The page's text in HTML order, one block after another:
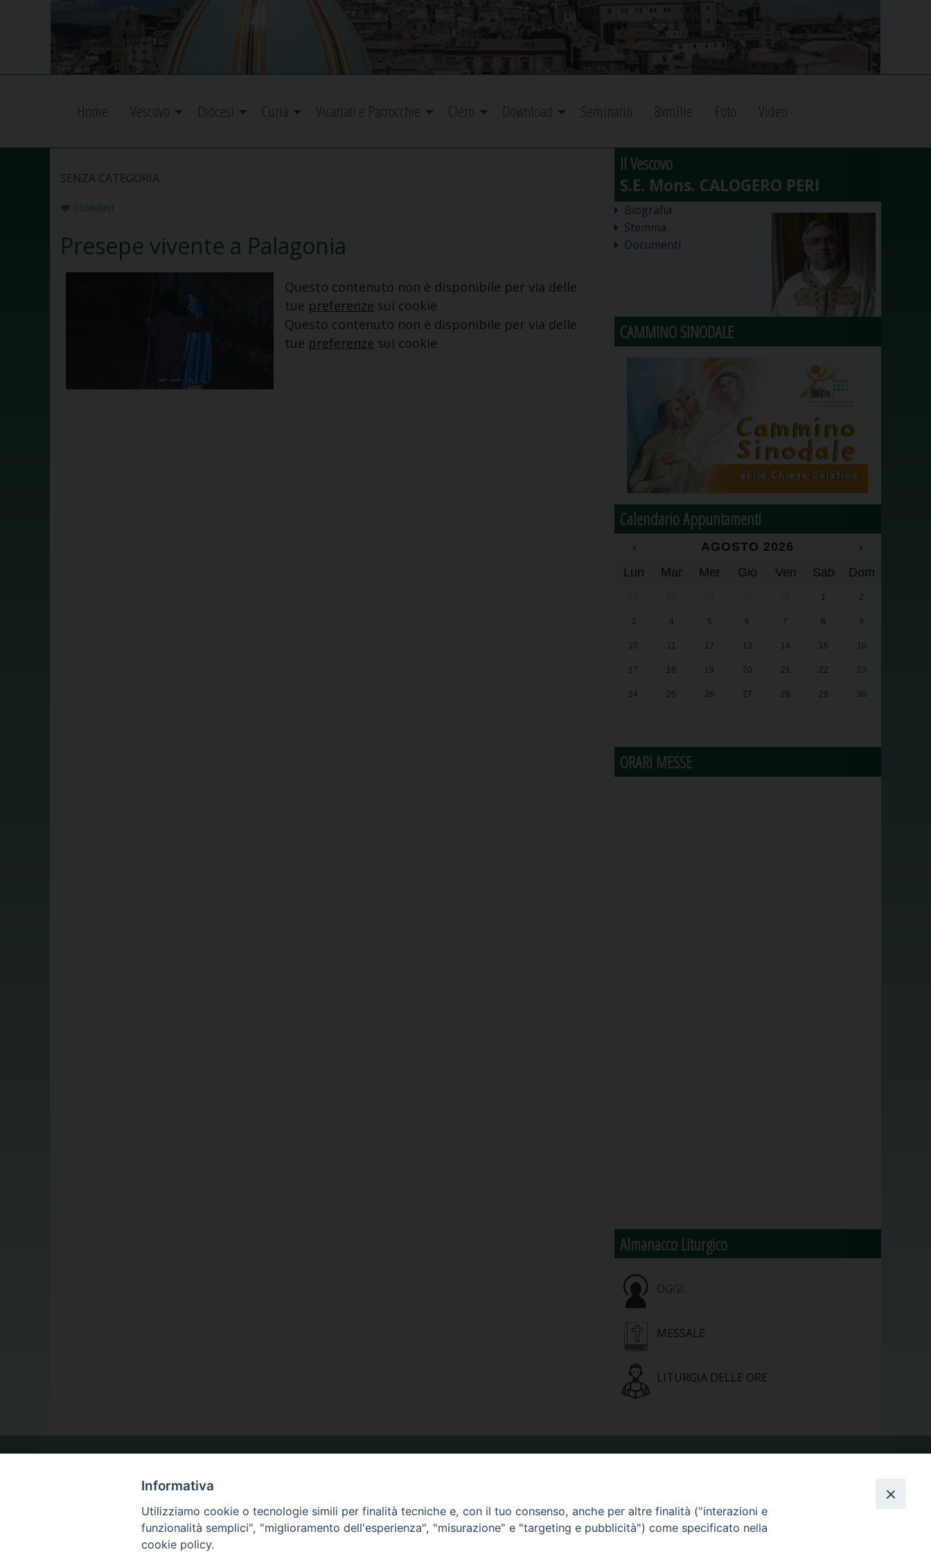
Home Vescovo Diocesi Curia Vicariati e Parrocchie Clero Download Seminario 8xmille Foto Video
SENZA CATEGORIA
COMMENT
Presepe vivente a Palagonia
Questo contenuto non è disponibile per via delle
tue preferenze sui cookie
Questo contenuto non è disponibile per via delle
tue preferenze sui cookie
Il Vescovo
Biografia
Stemma
Documenti
CAMMINO SINODALE
Calendario Appuntamenti
‹ AGOSTO 2026
›
Lun
Mar Mer Gio Ven Sab Dom
1 2
3 4 5 6 7 8 9
10 11 12 13 14 15 16
17 18 19 20 21 22 23
24 25 26 27 28 29 30
ORARI MESSE
Almanacco Liturgico
OGGI:
MESSALE
LITURGIA DELLE ORE
LA NOSTRA DIOCESI
IL VESCOVO
CALENDARIO PASTORALE
PHOTOGALLERY
Informativa
Utilizziamo cookie o tecnologie simili per finalità tecniche e, con il tuo consenso, anche per altre finalità ("interazioni e
funzionalità semplici", "miglioramento dell'esperienza", "misurazione" e "targeting e pubblicità") come specificato nella
cookie policy.